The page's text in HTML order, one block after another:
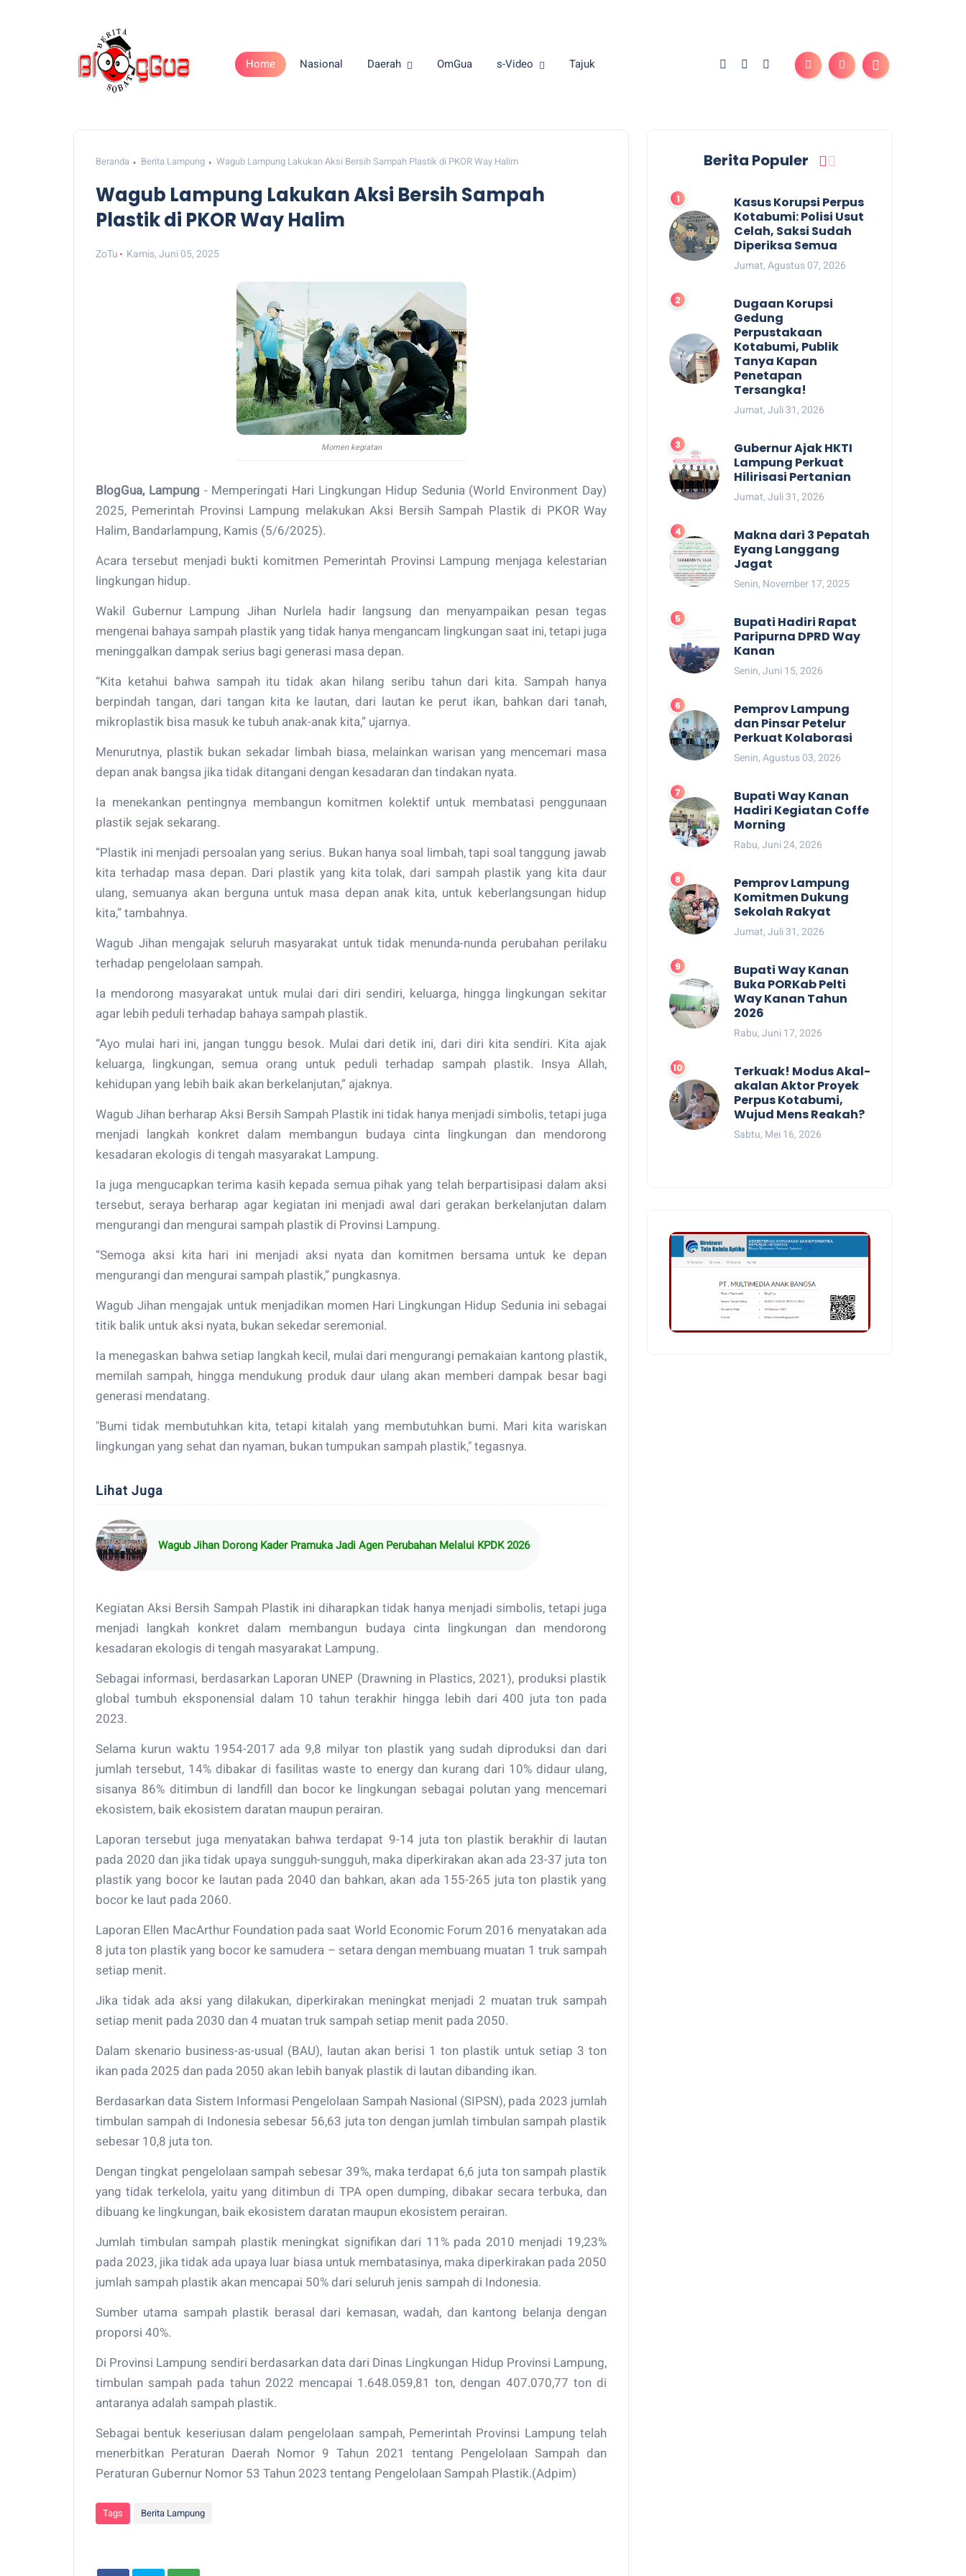
Home Nasional Daerah OmGua s-Video Tajuk
Beranda Berita Lampung Wagub Lampung Lakukan Aksi Bersih Sampah Plastik di PKOR Way Halim
Wagub Lampung Lakukan Aksi Bersih Sampah
Plastik di PKOR Way Halim
ZoTu Kamis, Juni 05, 2025
Momen kegiatan
BlogGua, Lampung - Memperingati Hari Lingkungan Hidup Sedunia (World Environment Day)
2025, Pemerintah Provinsi Lampung melakukan Aksi Bersih Sampah Plastik di PKOR Way
Halim, Bandarlampung, Kamis (5/6/2025).
Acara tersebut menjadi bukti komitmen Pemerintah Provinsi Lampung menjaga kelestarian
lingkungan hidup.
Wakil Gubernur Lampung Jihan Nurlela hadir langsung dan menyampaikan pesan tegas
mengenai bahaya sampah plastik yang tidak hanya mengancam lingkungan saat ini, tetapi juga
meninggalkan dampak serius bagi generasi masa depan.
“Kita ketahui bahwa sampah itu tidak akan hilang seribu tahun dari kita. Sampah hanya
berpindah tangan, dari tangan kita ke lautan, dari lautan ke perut ikan, bahkan dari tanah,
mikroplastik bisa masuk ke tubuh anak-anak kita,” ujarnya.
Menurutnya, plastik bukan sekadar limbah biasa, melainkan warisan yang mencemari masa
depan anak bangsa jika tidak ditangani dengan kesadaran dan tindakan nyata.
Ia menekankan pentingnya membangun komitmen kolektif untuk membatasi penggunaan
plastik sejak sekarang.
“Plastik ini menjadi persoalan yang serius. Bukan hanya soal limbah, tapi soal tanggung jawab
kita terhadap masa depan. Dari plastik yang kita tolak, dari sampah plastik yang kita daur
ulang, semuanya akan berguna untuk masa depan anak kita, untuk keberlangsungan hidup
kita,” tambahnya.
Wagub Jihan mengajak seluruh masyarakat untuk tidak menunda-nunda perubahan perilaku
terhadap pengelolaan sampah.
Ia mendorong masyarakat untuk mulai dari diri sendiri, keluarga, hingga lingkungan sekitar
agar lebih peduli terhadap bahaya sampah plastik.
“Ayo mulai hari ini, jangan tunggu besok. Mulai dari detik ini, dari diri kita sendiri. Kita ajak
keluarga, lingkungan, semua orang untuk peduli terhadap sampah plastik. Insya Allah,
kehidupan yang lebih baik akan berkelanjutan,” ajaknya.
Wagub Jihan berharap Aksi Bersih Sampah Plastik ini tidak hanya menjadi simbolis, tetapi juga
menjadi langkah konkret dalam membangun budaya cinta lingkungan dan mendorong
kesadaran ekologis di tengah masyarakat Lampung.
Ia juga mengucapkan terima kasih kepada semua pihak yang telah berpartisipasi dalam aksi
tersebut, seraya berharap agar kegiatan ini menjadi awal dari gerakan berkelanjutan dalam
mengurangi dan mengurai sampah plastik di Provinsi Lampung.
“Semoga aksi kita hari ini menjadi aksi nyata dan komitmen bersama untuk ke depan
mengurangi dan mengurai sampah plastik,” pungkasnya.
Wagub Jihan mengajak untuk menjadikan momen Hari Lingkungan Hidup Sedunia ini sebagai
titik balik untuk aksi nyata, bukan sekedar seremonial.
Ia menegaskan bahwa setiap langkah kecil, mulai dari mengurangi pemakaian kantong plastik,
memilah sampah, hingga mendukung produk daur ulang akan memberi dampak besar bagi
generasi mendatang.
"Bumi tidak membutuhkan kita, tetapi kitalah yang membutuhkan bumi. Mari kita wariskan
lingkungan yang sehat dan nyaman, bukan tumpukan sampah plastik," tegasnya.
Lihat Juga
Wagub Jihan Dorong Kader Pramuka Jadi Agen Perubahan Melalui KPDK 2026
Kegiatan Aksi Bersih Sampah Plastik ini diharapkan tidak hanya menjadi simbolis, tetapi juga
menjadi langkah konkret dalam membangun budaya cinta lingkungan dan mendorong
kesadaran ekologis di tengah masyarakat Lampung.
Sebagai informasi, berdasarkan Laporan UNEP (Drawning in Plastics, 2021), produksi plastik
global tumbuh eksponensial dalam 10 tahun terakhir hingga lebih dari 400 juta ton pada
2023.
Selama kurun waktu 1954-2017 ada 9,8 milyar ton plastik yang sudah diproduksi dan dari
jumlah tersebut, 14% dibakar di fasilitas waste to energy dan kurang dari 10% didaur ulang,
sisanya 86% ditimbun di landfill dan bocor ke lingkungan sebagai polutan yang mencemari
ekosistem, baik ekosistem daratan maupun perairan.
Laporan tersebut juga menyatakan bahwa terdapat 9-14 juta ton plastik berakhir di lautan
pada 2020 dan jika tidak upaya sungguh-sungguh, maka diperkirakan akan ada 23-37 juta ton
plastik yang bocor ke lautan pada 2040 dan bahkan, akan ada 155-265 juta ton plastik yang
bocor ke laut pada 2060.
Laporan Ellen MacArthur Foundation pada saat World Economic Forum 2016 menyatakan ada
8 juta ton plastik yang bocor ke samudera – setara dengan membuang muatan 1 truk sampah
setiap menit.
Jika tidak ada aksi yang dilakukan, diperkirakan meningkat menjadi 2 muatan truk sampah
setiap menit pada 2030 dan 4 muatan truk sampah setiap menit pada 2050.
Dalam skenario business-as-usual (BAU), lautan akan berisi 1 ton plastik untuk setiap 3 ton
ikan pada 2025 dan pada 2050 akan lebih banyak plastik di lautan dibanding ikan.
Berdasarkan data Sistem Informasi Pengelolaan Sampah Nasional (SIPSN), pada 2023 jumlah
timbulan sampah di Indonesia sebesar 56,63 juta ton dengan jumlah timbulan sampah plastik
sebesar 10,8 juta ton.
Dengan tingkat pengelolaan sampah sebesar 39%, maka terdapat 6,6 juta ton sampah plastik
yang tidak terkelola, yaitu yang ditimbun di TPA open dumping, dibakar secara terbuka, dan
dibuang ke lingkungan, baik ekosistem daratan maupun ekosistem perairan.
Jumlah timbulan sampah plastik meningkat signifikan dari 11% pada 2010 menjadi 19,23%
pada 2023, jika tidak ada upaya luar biasa untuk membatasinya, maka diperkirakan pada 2050
jumlah sampah plastik akan mencapai 50% dari seluruh jenis sampah di Indonesia.
Sumber utama sampah plastik berasal dari kemasan, wadah, dan kantong belanja dengan
proporsi 40%.
Di Provinsi Lampung sendiri berdasarkan data dari Dinas Lingkungan Hidup Provinsi Lampung,
timbulan sampah pada tahun 2022 mencapai 1.648.059,81 ton, dengan 407.070,77 ton di
antaranya adalah sampah plastik.
Sebagai bentuk keseriusan dalam pengelolaan sampah, Pemerintah Provinsi Lampung telah
menerbitkan Peraturan Daerah Nomor 9 Tahun 2021 tentang Pengelolaan Sampah dan
Peraturan Gubernur Nomor 53 Tahun 2023 tentang Pengelolaan Sampah Plastik.(Adpim)
Tags Berita Lampung
Berita Populer
Kasus Korupsi Perpus
Kotabumi: Polisi Usut
Celah, Saksi Sudah
Diperiksa Semua
Jumat, Agustus 07, 2026
Dugaan Korupsi
Gedung
Perpustakaan
Kotabumi, Publik
Tanya Kapan
Penetapan
Tersangka!
Jumat, Juli 31, 2026
Gubernur Ajak HKTI
Lampung Perkuat
Hilirisasi Pertanian
Jumat, Juli 31, 2026
Makna dari 3 Pepatah
Eyang Langgang
Jagat
Senin, November 17, 2025
Bupati Hadiri Rapat
Paripurna DPRD Way
Kanan
Senin, Juni 15, 2026
Pemprov Lampung
dan Pinsar Petelur
Perkuat Kolaborasi
Senin, Agustus 03, 2026
Bupati Way Kanan
Hadiri Kegiatan Coffe
Morning
Rabu, Juni 24, 2026
Pemprov Lampung
Komitmen Dukung
Sekolah Rakyat
Jumat, Juli 31, 2026
Bupati Way Kanan
Buka PORKab Pelti
Way Kanan Tahun
2026
Rabu, Juni 17, 2026
Terkuak! Modus Akal-
akalan Aktor Proyek
Perpus Kotabumi,
Wujud Mens Reakah?
Sabtu, Mei 16, 2026